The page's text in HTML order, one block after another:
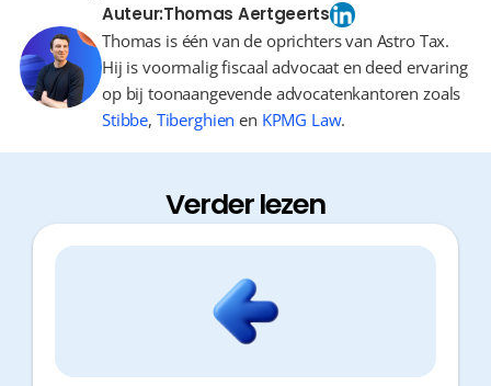
Auteur:Thomas Aertgeerts
Thomas is één van de oprichters van Astro Tax.
Hij is voormalig fiscaal advocaat en deed ervaring
op bij toonaangevende advocatenkantoren zoals
Stibbe, Tiberghien en KPMG Law.
Verder lezen